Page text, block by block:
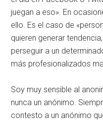
juegan a eso». En
ello. Es el caso de
quieren generar
perseguir a un
más profesionalizados
Soy muy sensible al
nunca un anónimo.
contesto a un anónimo